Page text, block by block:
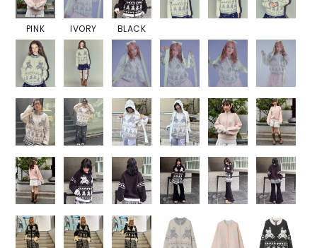
PINK IVORY BLACK